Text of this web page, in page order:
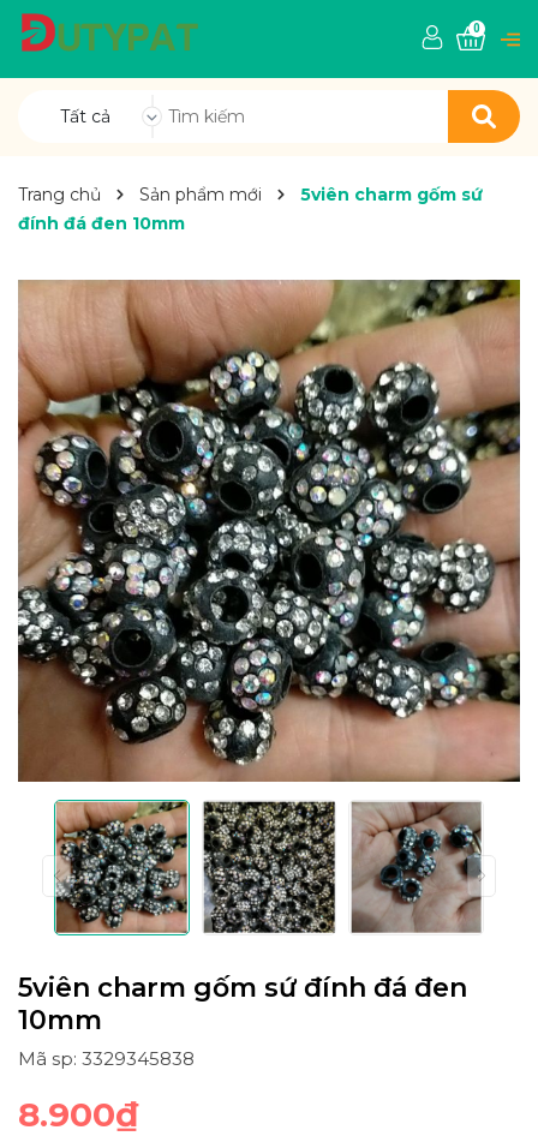
Tất cả
0
Trang chủ Sản phẩm mới
5viên charm gốm sứ
đính đá đen 10mm
5viên charm gốm sứ đính đá đen
10mm
Mã sp: 3329345838
8.900₫